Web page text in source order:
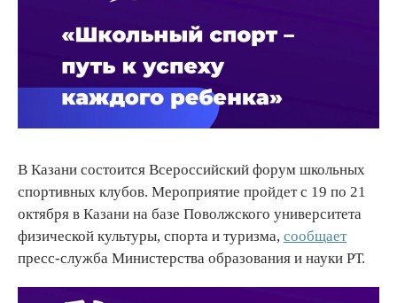
В Казани состоится Всероссийский форум школьных
спортивных клубов. Мероприятие пройдет с 19 по 21
октября в Казани на базе Поволжского университета
физической культуры, спорта и туризма, сообщает
пресс-служба Министерства образования и науки РТ.